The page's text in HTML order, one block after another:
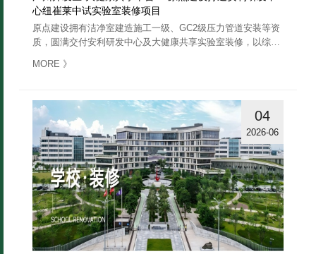
心纽崔莱中试实验室装修项目
原点建设拥有洁净室建造施工一级、GC2级压力管道安装等资
质，圆满交付安利研发中心及大健康共享实验室装修，以综合
MORE 》
04
2026-06